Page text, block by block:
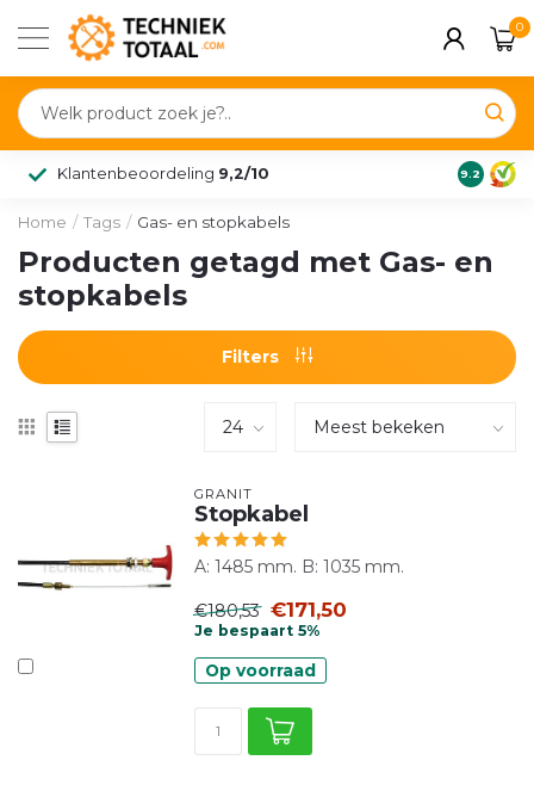
0
Klantenbeoordeling 9,2/10 9.2
Home / Tags / Gas- en stopkabels
Producten getagd met Gas- en
stopkabels
Filters
GRANIT
Stopkabel
A: 1485 mm. B: 1035 mm.
€180,53 €171,50
Je bespaart 5%
Op voorraad